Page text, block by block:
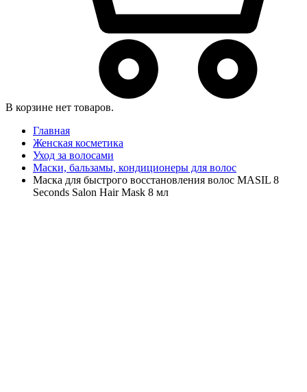
В корзине нет товаров.
Главная
Женская косметика
Уход за волосами
Маски, бальзамы, кондиционеры для волос
Маска для быстрого восстановления волос MASIL 8
Seconds Salon Hair Mask 8 мл